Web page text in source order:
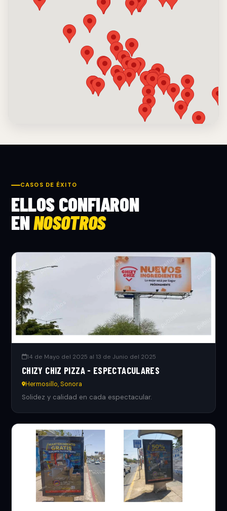
CASOS DE ÉXITO
ELLOS CONFIARON
ENNOSOTROS
14 de Mayo del 2025 al 13 de Junio del 2025
CHIZY CHIZ PIZZA - ESPECTACULARES
Hermosillo, Sonora
Solidez y calidad en cada espectacular.